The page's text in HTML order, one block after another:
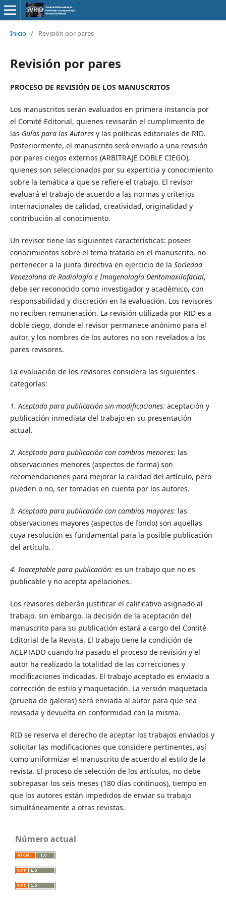
Inicio / Revisión por pares
Revisión por pares
PROCESO DE REVISIÓN DE LOS MANUSCRITOS
Los manuscritos serán evaluados en primera instancia por
el Comité Editorial, quienes revisarán el cumplimiento de
las Guías para los Autores y las políticas editoriales de RID.
Posteriormente, el manuscrito será enviado a una revisión
por pares ciegos externos (ARBITRAJE DOBLE CIEGO),
quienes son seleccionados por su experticia y conocimiento
sobre la temática a que se refiere el trabajo. El revisor
evaluará el trabajo de acuerdo a las normas y criterios
internacionales de calidad, creatividad, originalidad y
contribución al conocimiento.
Un revisor tiene las siguientes características: poseer
conocimientos sobre el tema tratado en el manuscrito, no
pertenecer a la junta directiva en ejercicio de la Sociedad
Venezolana de Radiología e Imagenología Dentomaxilofacial,
debe ser reconocido como investigador y académico, con
responsabilidad y discreción en la evaluación. Los revisores
no reciben remuneración. La revisión utilizada por RID es a
doble ciego, donde el revisor permanece anónimo para el
autor, y los nombres de los autores no son revelados a los
pares revisores.
La evaluación de los revisores considera las siguientes
categorías:
1. Aceptado para publicación sin modificaciones: aceptación y
publicación inmediata del trabajo en su presentación
actual.
2. Aceptado para publicación con cambios menores: las
observaciones menores (aspectos de forma) son
recomendaciones para mejorar la calidad del artículo, pero
pueden o no, ser tomadas en cuenta por los autores.
3. Aceptado para publicación con cambios mayores: las
observaciones mayores (aspectos de fondo) son aquellas
cuya resolución es fundamental para la posible publicación
del artículo.
4. Inaceptable para publicación: es un trabajo que no es
publicable y no acepta apelaciones.
Los revisores deberán justificar el calificativo asignado al
trabajo, sin embargo, la decisión de la aceptación del
manuscrito para su publicación estará a cargo del Comité
Editorial de la Revista. El trabajo tiene la condición de
ACEPTADO cuando ha pasado el proceso de revisión y el
autor ha realizado la totalidad de las correcciones y
modificaciones indicadas. El trabajo aceptado es enviado a
corrección de estilo y maquetación. La versión maquetada
(prueba de galeras) será enviada al autor para que sea
revisada y devuelta en conformidad con la misma.
RID se reserva el derecho de aceptar los trabajos enviados y
solicitar las modificaciones que considere pertinentes, así
como uniformizar el manuscrito de acuerdo al estilo de la
revista. El proceso de selección de los artículos, no debe
sobrepasar los seis meses (180 días continuos), tiempo en
que los autores están impedidos de enviar su trabajo
simultáneamente a otras revistas.
Número actual